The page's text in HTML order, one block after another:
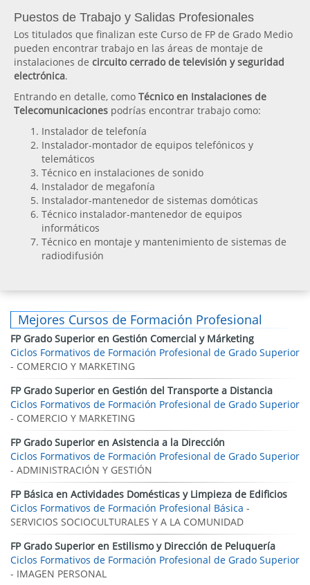
Puestos de Trabajo y Salidas Profesionales
Los titulados que finalizan este Curso de FP de Grado Medio
pueden encontrar trabajo en las áreas de montaje de
instalaciones de circuito cerrado de televisión y seguridad
electrónica.
Entrando en detalle, como Técnico en Instalaciones de
Telecomunicaciones podrías encontrar trabajo como:
Instalador de telefonía
Instalador-montador de equipos telefónicos y
telemáticos
Técnico en instalaciones de sonido
Instalador de megafonía
Instalador-mantenedor de sistemas domóticas
Técnico instalador-mantenedor de equipos
informáticos
Técnico en montaje y mantenimiento de sistemas de
radiodifusión
Mejores Cursos de Formación Profesional
FP Grado Superior en Gestión Comercial y Márketing
Ciclos Formativos de Formación Profesional de Grado Superior
- COMERCIO Y MARKETING
FP Grado Superior en Gestión del Transporte a Distancia
Ciclos Formativos de Formación Profesional de Grado Superior
- COMERCIO Y MARKETING
FP Grado Superior en Asistencia a la Dirección
Ciclos Formativos de Formación Profesional de Grado Superior
- ADMINISTRACIÓN Y GESTIÓN
FP Básica en Actividades Domésticas y Limpieza de Edificios
Ciclos Formativos de Formación Profesional Básica -
SERVICIOS SOCIOCULTURALES Y A LA COMUNIDAD
FP Grado Superior en Estilismo y Dirección de Peluquería
Ciclos Formativos de Formación Profesional de Grado Superior
- IMAGEN PERSONAL